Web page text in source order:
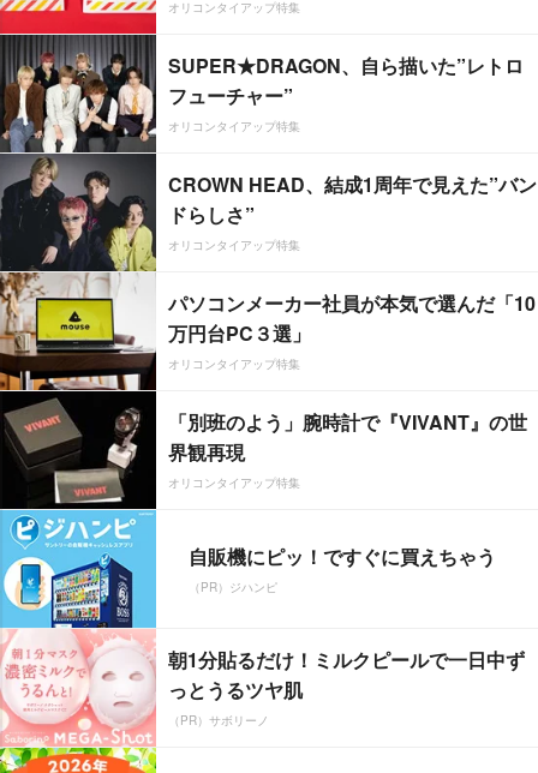
オリコンタイアップ特集
SUPER★DRAGON、自ら描いた”レトロ
フューチャー”
オリコンタイアップ特集
CROWN HEAD、結成1周年で見えた”バン
ドらしさ”
オリコンタイアップ特集
パソコンメーカー社員が本気で選んだ「10
万円台PC３選」
オリコンタイアップ特集
「別班のよう」腕時計で『VIVANT』の世
界観再現
オリコンタイアップ特集
自販機にピッ！ですぐに買えちゃう
（PR）ジハンピ
朝1分貼るだけ！ミルクピールで一日中ず
っとうるツヤ肌
（PR）サボリーノ